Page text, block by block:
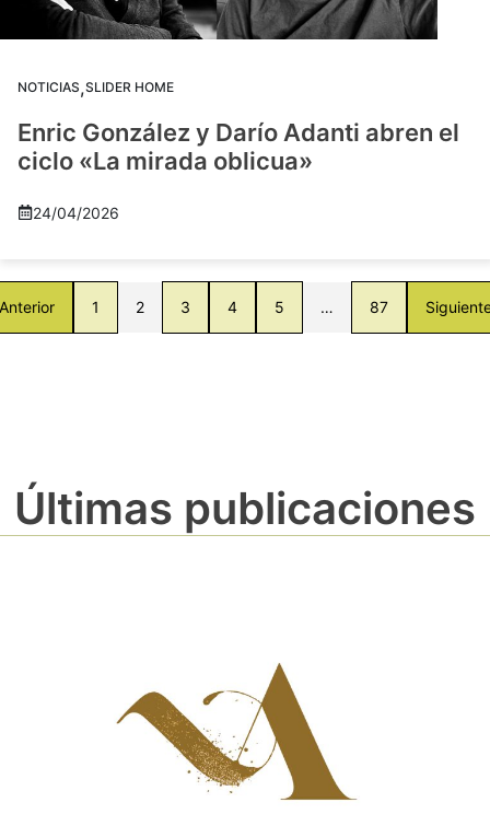
NOTICIAS,SLIDER HOME
Enric González y Darío Adanti abren el
ciclo «La mirada oblicua»
24/04/2026
1 2 3 4 5 … 87
Últimas publicaciones